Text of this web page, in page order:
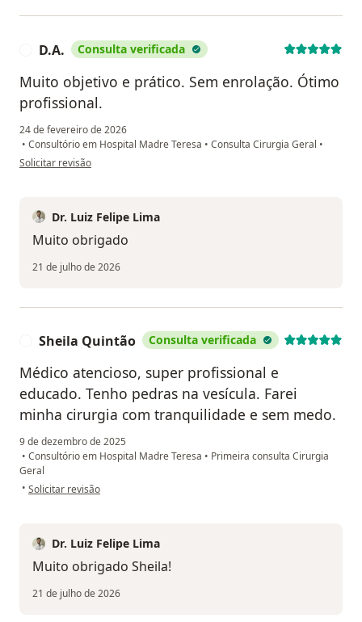
D.A. Consulta verificada
Muito objetivo e prático. Sem enrolação. Ótimo
profissional.
24 de fevereiro de 2026
• Consultório em Hospital Madre Teresa • Consulta Cirurgia Geral •
na opinião do utilizador D.A.
Solicitar revisão
Dr. Luiz Felipe Lima
Muito obrigado
21 de julho de 2026
Sheila Quintão Consulta verificada
Médico atencioso, super profissional e
educado. Tenho pedras na vesícula. Farei
minha cirurgia com tranquilidade e sem medo.
9 de dezembro de 2025
• Consultório em Hospital Madre Teresa • Primeira consulta Cirurgia
Geral
• na opinião do utilizador Sheila Quintão
Solicitar revisão
Dr. Luiz Felipe Lima
Muito obrigado Sheila!
21 de julho de 2026